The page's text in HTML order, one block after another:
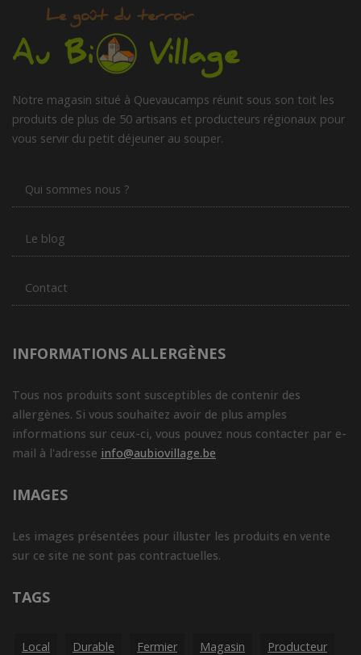
Notre magasin situé à Quevaucamps réunit sous son toit les
produits de plus de 50 artisans et producteurs régionaux pour
vous servir du petit déjeuner au souper.
Qui sommes nous ?
Le blog
Contact
INFORMATIONS ALLERGÈNES
Tous nos produits sont susceptibles de contenir des
allergènes. Si vous souhaitez avoir de plus amples
informations sur ceux-ci, vous pouvez nous contacter par e-
mail à l'adresse info@aubiovillage.be
IMAGES
Les images présentées pour illuster les produits en vente
sur ce site ne sont pas contractuelles.
TAGS
Local Durable Fermier Magasin Producteur